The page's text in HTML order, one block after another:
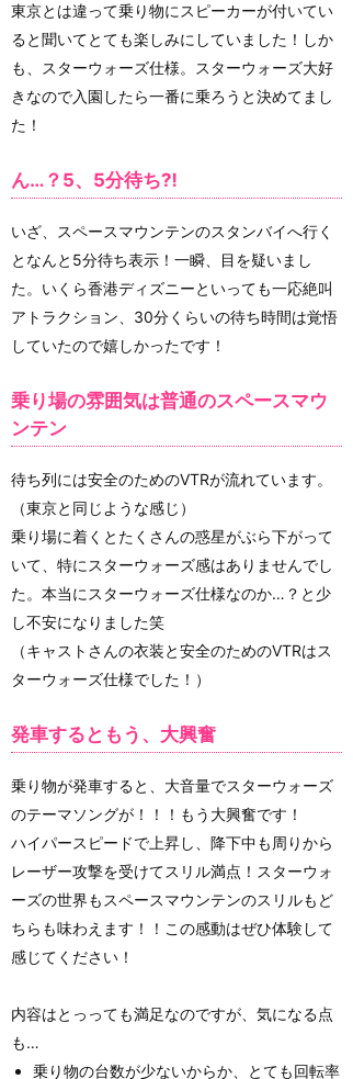
東京とは違って乗り物にスピーカーが付いてい
ると聞いてとても楽しみにしていました！しか
も、スターウォーズ仕様。スターウォーズ大好
きなので入園したら一番に乗ろうと決めてまし
た！
ん…？5、5分待ち⁈
いざ、スペースマウンテンのスタンバイへ行く
となんと5分待ち表示！一瞬、目を疑いまし
た。いくら香港ディズニーといっても一応絶叫
アトラクション、30分くらいの待ち時間は覚悟
していたので嬉しかったです！
乗り場の雰囲気は普通のスペースマウ
ンテン
待ち列には安全のためのVTRが流れています。
（東京と同じような感じ）
乗り場に着くとたくさんの惑星がぶら下がって
いて、特にスターウォーズ感はありませんでし
た。本当にスターウォーズ仕様なのか…？と少
し不安になりました笑
（キャストさんの衣装と安全のためのVTRはス
ターウォーズ仕様でした！）
発車するともう、大興奮
乗り物が発車すると、大音量でスターウォーズ
のテーマソングが！！！もう大興奮です！
ハイパースピードで上昇し、降下中も周りから
レーザー攻撃を受けてスリル満点！スターウォ
ーズの世界もスペースマウンテンのスリルもど
ちらも味わえます！！この感動はぜひ体験して
感じてください！
内容はとっっても満足なのですが、気になる点
も…
乗り物の台数が少ないからか、とても回転率